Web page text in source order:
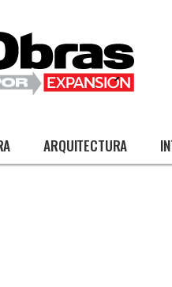
ARQUITECTURA